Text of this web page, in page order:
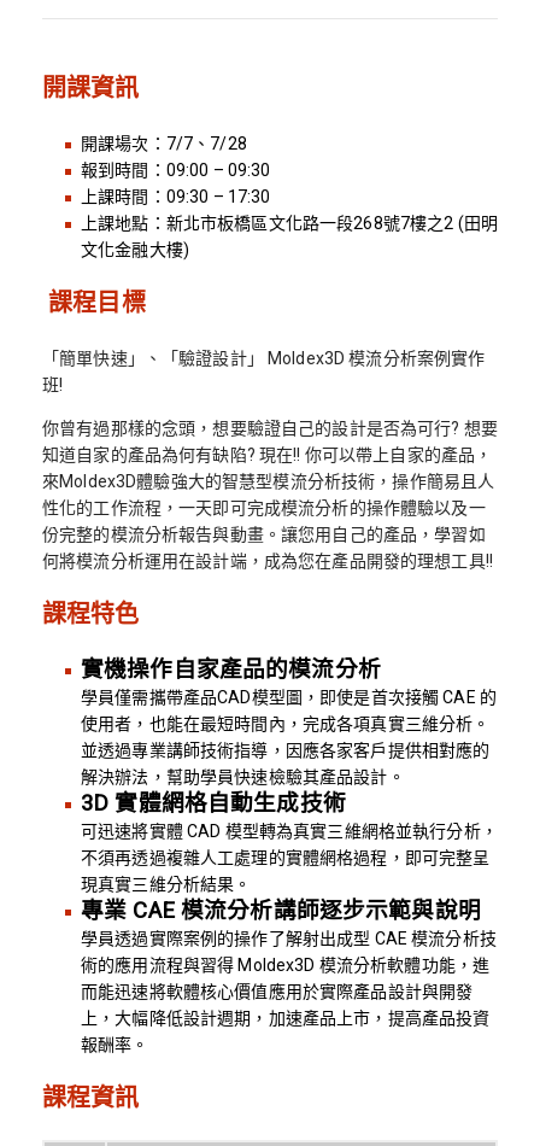
開課資訊
開課場次：7/7、7/28
報到時間：09:00 – 09:30
上課時間：09:30 – 17:30
上課地點：新北市板橋區文化路一段268號7樓之2 (田明
文化金融大樓)
課程目標
「簡單快速」、「驗證設計」 Moldex3D 模流分析案例實作
班!
你曾有過那樣的念頭，想要驗證自己的設計是否為可行? 想要
知道自家的產品為何有缺陷? 現在!! 你可以帶上自家的產品，
來Moldex3D體驗強大的智慧型模流分析技術，操作簡易且人
性化的工作流程，一天即可完成模流分析的操作體驗以及一
份完整的模流分析報告與動畫。讓您用自己的產品，學習如
何將模流分析運用在設計端，成為您在產品開發的理想工具!!
課程特色
實機操作自家產品的模流分析
學員僅需攜帶產品CAD模型圖，即使是首次接觸 CAE 的
使用者，也能在最短時間內，完成各項真實三維分析。
並透過專業講師技術指導，因應各家客戶提供相對應的
解決辦法，幫助學員快速檢驗其產品設計。
3D 實體網格自動生成技術
可迅速將實體 CAD 模型轉為真實三維網格並執行分析，
不須再透過複雜人工處理的實體網格過程，即可完整呈
現真實三維分析結果。
專業 CAE 模流分析講師逐步示範與說明
學員透過實際案例的操作了解射出成型 CAE 模流分析技
術的應用流程與習得 Moldex3D 模流分析軟體功能，進
而能迅速將軟體核心價值應用於實際產品設計與開發
上，大幅降低設計週期，加速產品上市，提高產品投資
報酬率。
課程資訊